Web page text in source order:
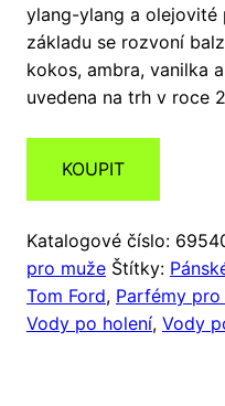
ylang-ylang a olejovité
základu se rozvoní
kokos, ambra, vanilka
uvedena na trh v roce
KOUPIT
Katalogové číslo:
pro muže Štítky:
Tom Ford, Parfémy pro
Vody po holení, Vody